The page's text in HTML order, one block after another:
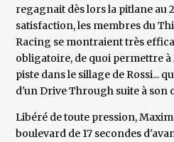
regagnait dès lors la pitlane au
satisfaction, les membres du
Racing se montraient très
obligatoire, de quoi permettre
piste dans le sillage de Rossi...
d'un Drive Through suite à son
Libéré de toute pression,
boulevard de 17 secondes